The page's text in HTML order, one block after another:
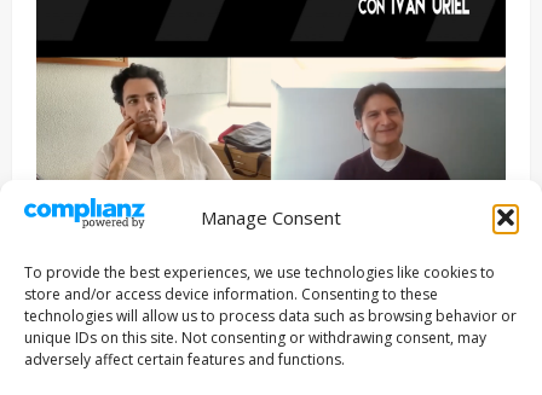
Manage Consent
To provide the best experiences, we use technologies like cookies to
store and/or access device information. Consenting to these
technologies will allow us to process data such as browsing behavior or
unique IDs on this site. Not consenting or withdrawing consent, may
adversely affect certain features and functions.
Entrevista Series
ENCUENTROS CON IVÁN URIEL T3E22: JUAN PATRICIO
RIVEROLL
Filmakersmovie 5 mayo, 2026